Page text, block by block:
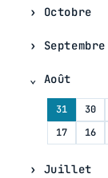
Octobre
Septembre
Août
31 30
17
16
Juillet